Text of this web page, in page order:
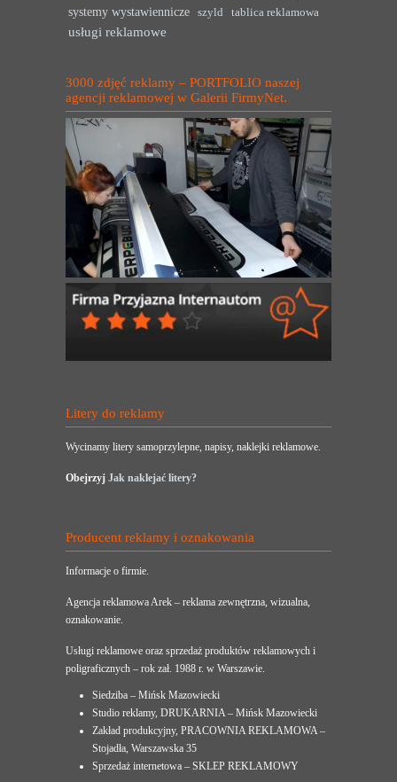
systemy wystawiennicze szyld tablica reklamowa
usługi reklamowe
3000 zdjęć reklamy – PORTFOLIO naszej
agencji reklamowej w Galerii FirmyNet.
Litery do reklamy
Wycinamy litery samoprzylepne, napisy, naklejki reklamowe.
Obejrzyj Jak naklejać litery?
Producent reklamy i oznakowania
Informacje o firmie.
Agencja reklamowa Arek – reklama zewnętrzna, wizualna,
oznakowanie.
Usługi reklamowe oraz sprzedaż produktów reklamowych i
poligraficznych – rok zał. 1988 r. w Warszawie.
Siedziba – Mińsk Mazowiecki
Studio reklamy, DRUKARNIA – Mińsk Mazowiecki
Zakład produkcyjny, PRACOWNIA REKLAMOWA –
Stojadła, Warszawska 35
Sprzedaż internetowa – SKLEP REKLAMOWY